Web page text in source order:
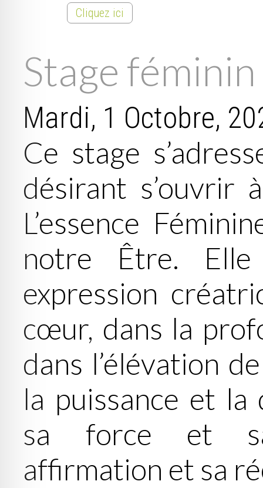
Cliquez ici
Stage
Mardi, 1 Octobre,
Ce stage
désirant s’ouvrir
L’essence
notre Être.
expression
cœur, dans la
dans l’élévation
la puissance et la
sa force et
affirmation et sa